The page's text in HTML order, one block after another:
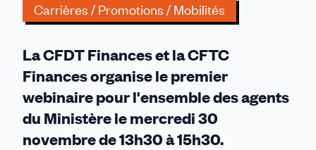
!
Carrières / Promotions / Mobilités
La CFDT Finances et la CFTC
Finances organise le premier
webinaire pour l'ensemble des agents
du Ministère le mercredi 30
novembre de 13h30 à 15h30.